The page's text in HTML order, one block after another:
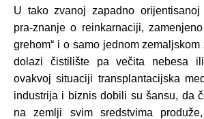
U tako zvanoj zapadno orijentisanoj
pra-znanje o reinkarnaciji,
grehom“ i o samo jednom
dolazi čistilište pa večita nebesa
ovakvoj situaciji transplantacijska
industrija i biznis dobili su šansu, da
na zemlji svim sredstvima